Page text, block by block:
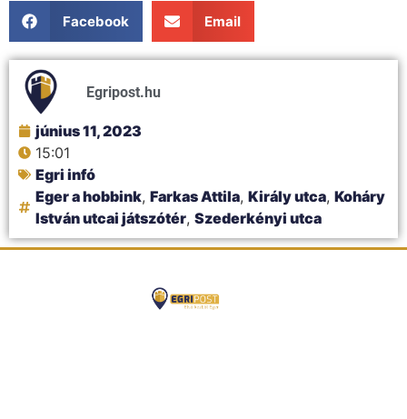
Facebook Email
Egripost.hu
június 11, 2023
15:01
Egri infó
Eger a hobbink, Farkas Attila, Király utca, Koháry
István utcai játszótér, Szederkényi utca